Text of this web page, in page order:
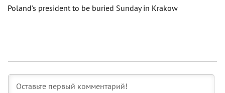
Poland's president to be buried Sunday in Krakow